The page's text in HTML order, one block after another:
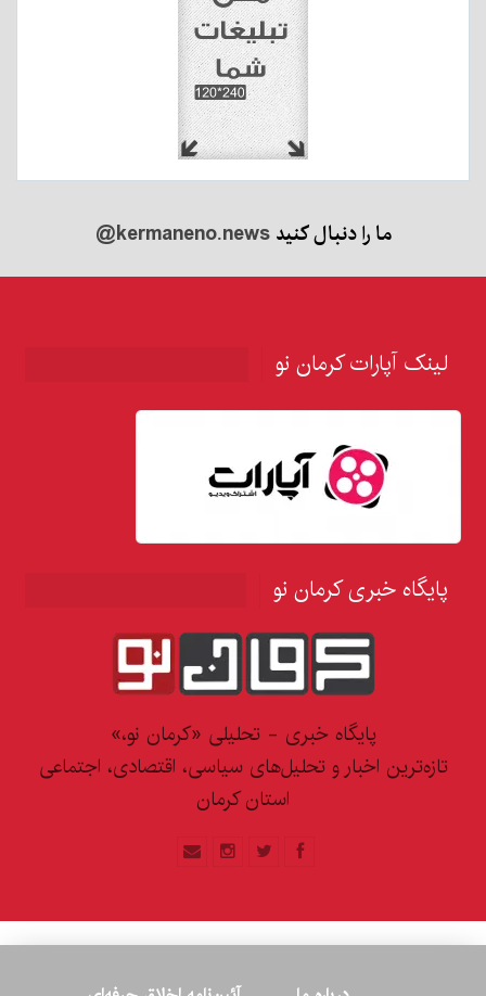
ما را دنبال کنید @kermaneno.news
لینک آپارات کرمان نو
پایگاه خبری کرمان نو
پایگاه خبری - تحلیلی «کرمان نو،»
تازه‌ترین اخبار و تحلیل‌های سیاسی، اقتصادی، اجتماعی
استان کرمان